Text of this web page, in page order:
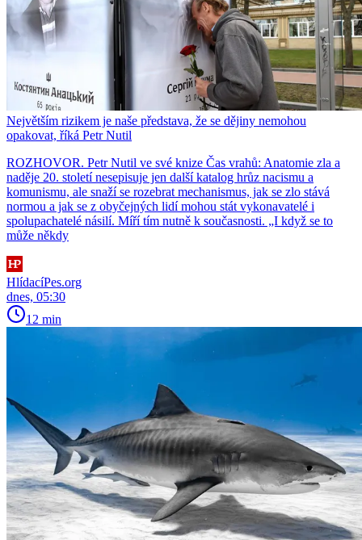
Největším rizikem je naše představa, že se dějiny nemohou
opakovat, říká Petr Nutil
ROZHOVOR. Petr Nutil ve své knize Čas vrahů: Anatomie zla a
naděje 20. století nesepisuje jen další katalog hrůz nacismu a
komunismu, ale snaží se rozebrat mechanismus, jak se zlo stává
normou a jak se z obyčejných lidí mohou stát vykonavatelé i
spolupachatelé násilí. Míří tím nutně k současnosti. „I když se to
může někdy
HlídacíPes.org
dnes, 05:30
12 min